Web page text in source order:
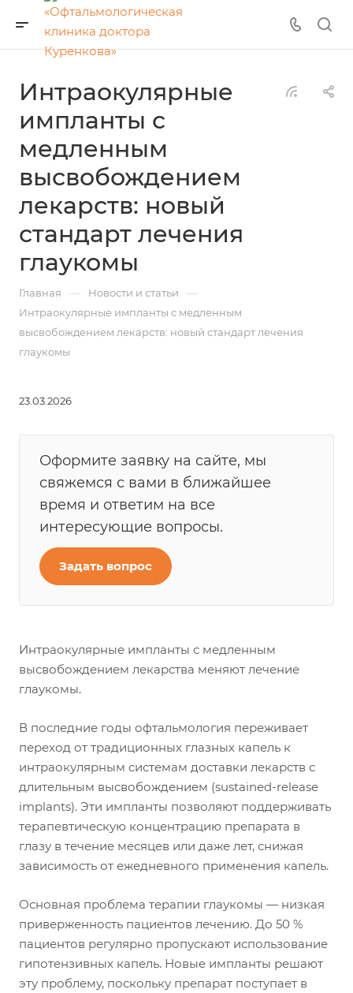
Интраокулярные
импланты с
медленным
высвобождением
лекарств: новый
стандарт лечения
глаукомы
Главная — Новости и статьи —
Интраокулярные импланты с медленным
высвобождением лекарств: новый стандарт лечения
глаукомы
23.03.2026
Оформите заявку на сайте, мы
свяжемся с вами в ближайшее
время и ответим на все
интересующие вопросы.
Задать вопрос
Интраокулярные импланты с медленным
высвобождением лекарства меняют лечение
глаукомы.
В последние годы офтальмология переживает
переход от традиционных глазных капель к
интраокулярным системам доставки лекарств с
длительным высвобождением (sustained-release
implants). Эти импланты позволяют поддерживать
терапевтическую концентрацию препарата в
глазу в течение месяцев или даже лет, снижая
зависимость от ежедневного применения капель.
Основная проблема терапии глаукомы — низкая
приверженность пациентов лечению. До 50 %
пациентов регулярно пропускают использование
гипотензивных капель. Новые импланты решают
эту проблему, поскольку препарат поступает в